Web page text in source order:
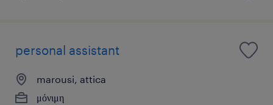
personal assistant
marousi, attica
μόνιμη